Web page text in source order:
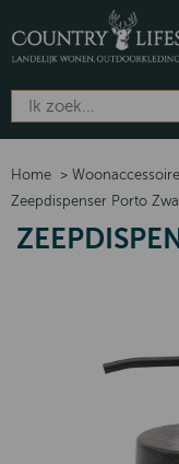
Home >
Zeepdispenser Porto